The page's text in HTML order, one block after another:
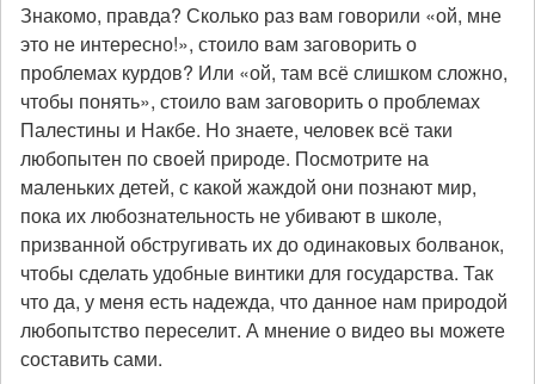
Знакомо, правда? Сколько раз вам говорили «ой, мне
это не интересно!», стоило вам заговорить о
проблемах курдов? Или «ой, там всё слишком сложно,
чтобы понять», стоило вам заговорить о проблемах
Палестины и Накбе. Но знаете, человек всё таки
любопытен по своей природе. Посмотрите на
маленьких детей, с какой жаждой они познают мир,
пока их любознательность не убивают в школе,
призванной обстругивать их до одинаковых болванок,
чтобы сделать удобные винтики для государства. Так
что да, у меня есть надежда, что данное нам природой
любопытство переселит. А мнение о видео вы можете
составить сами.